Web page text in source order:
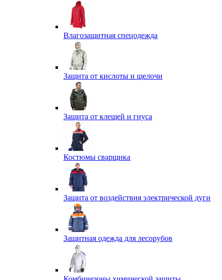
Влагозащитная спецодежда
Защита от кислоты и щелочи
Защита от клещей и гнуса
Костюмы сварщика
Защита от воздействия электрической дуги
Защитная одежда для лесорубов